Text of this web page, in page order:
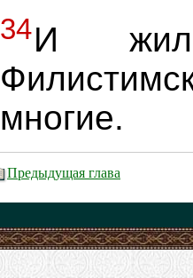
34И
многие.
Предыдущая глава